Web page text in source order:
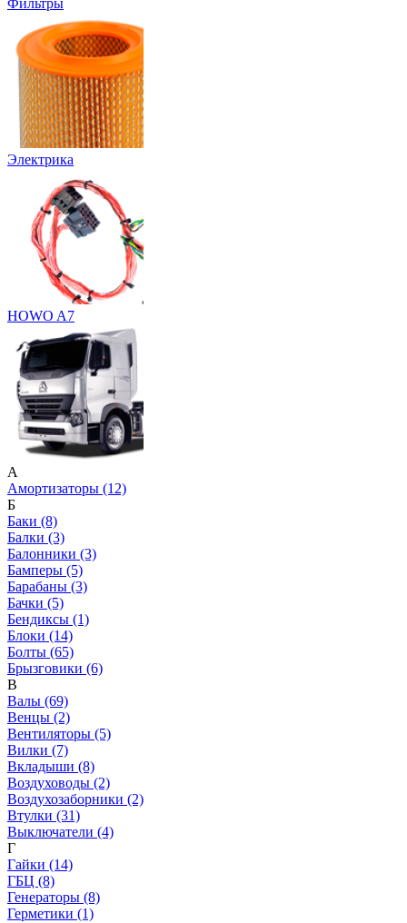
Электрика
HOWO A7
А
Амортизаторы (12)
Б
Баки (8)
Балки (3)
Балонники (3)
Бамперы (5)
Барабаны (3)
Бачки (5)
Бендиксы (1)
Блоки (14)
Болты (65)
Брызговики (6)
В
Валы (69)
Венцы (2)
Вентиляторы (5)
Вилки (7)
Вкладыши (8)
Воздуховоды (2)
Воздухозаборники (2)
Втулки (31)
Выключатели (4)
Г
Гайки (14)
ГБЦ (8)
Генераторы (8)
Герметики (1)